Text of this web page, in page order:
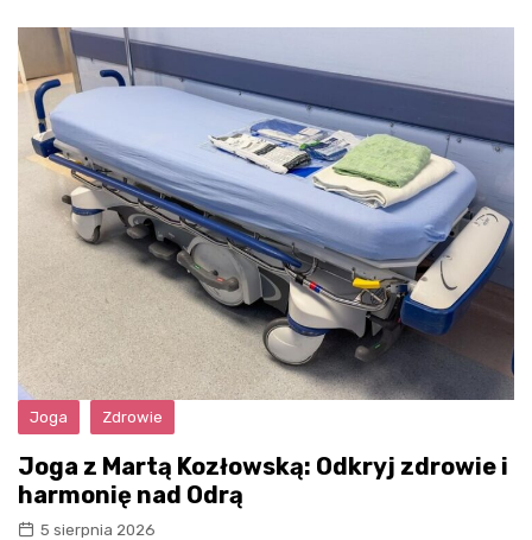
Joga Zdrowie
Joga z Martą Kozłowską: Odkryj zdrowie i
harmonię nad Odrą
5 sierpnia 2026